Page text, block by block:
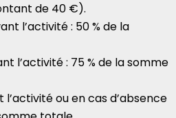
de 40 €).
l’activité : 50 % de la
l’activité : 75 % de la somme
l’activité ou en cas d’absence